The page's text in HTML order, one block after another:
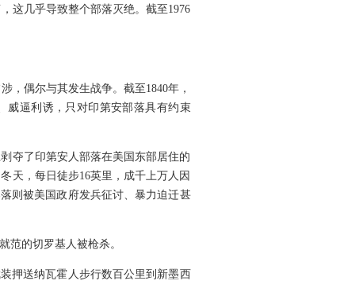
这几乎导致整个部落灭绝。截至1976
，偶尔与其发生战争。截至1840年，
威逼利诱，只对印第安部落具有约束
夺了印第安人部落在美国东部居住的
天，每日徒步16英里，成千上万人因
则被美国政府发兵征讨、暴力迫迁甚
范的切罗基人被枪杀。
押送纳瓦霍人步行数百公里到新墨西